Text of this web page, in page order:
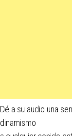
Dé a su audio una
dinamismo